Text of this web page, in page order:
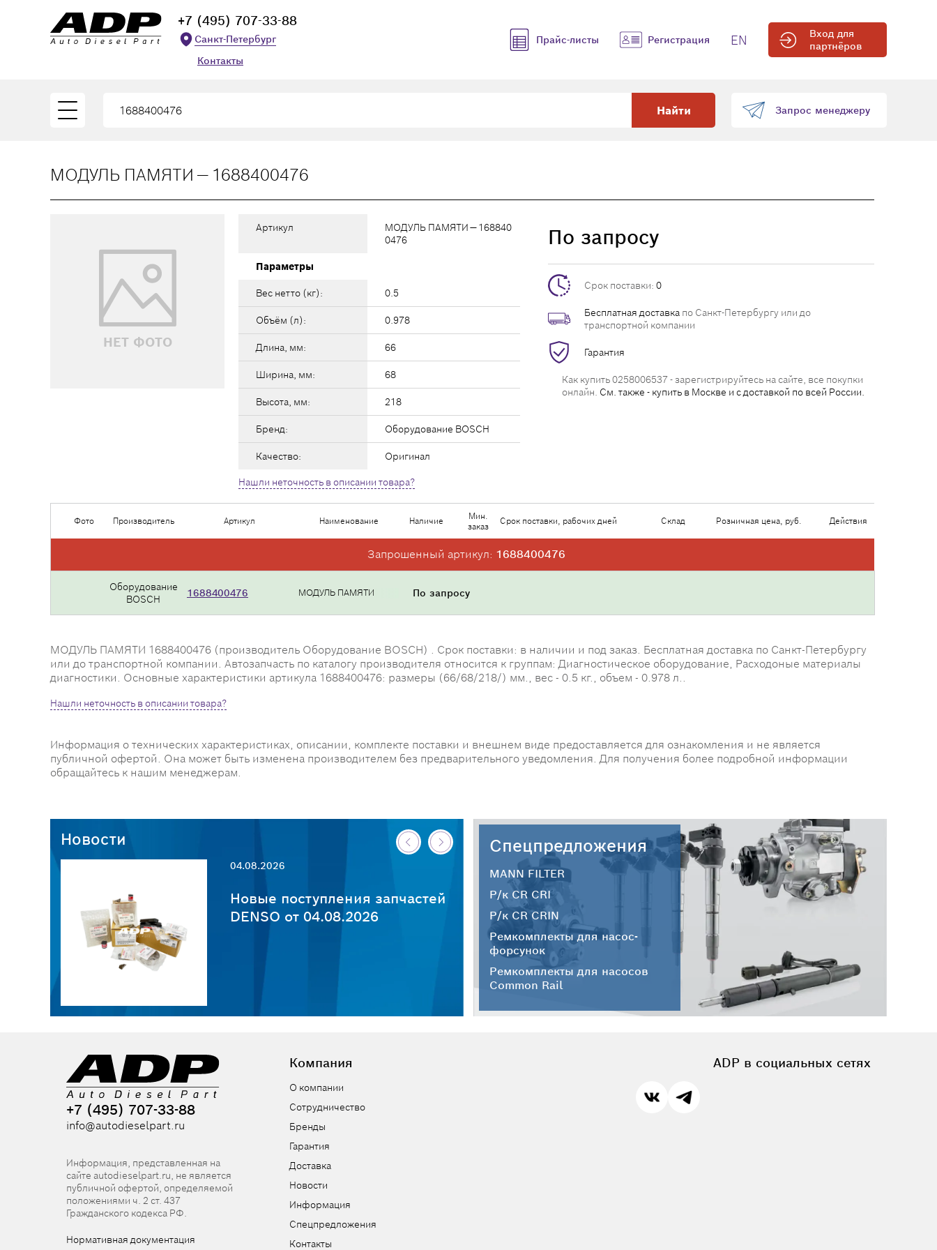
+7 (495) 707-33-88
Санкт-Петербург
Контакты
Прайс-листы Регистрация EN
Вход для
партнёров
Найти Запрос менеджеру
МОДУЛЬ ПАМЯТИ — 1688400476
НЕТ ФОТО
Артикул
МОДУЛЬ ПАМЯТИ — 168840
0476
Параметры
Вес нетто (кг): 0.5
Объём (л): 0.978
Длина, мм: 66
Ширина, мм: 68
Высота, мм: 218
Бренд: Оборудование BOSCH
Качество: Оригинал
Нашли неточность в описании товара?
По запросу
Срок поставки: 0
Бесплатная доставка по Санкт-Петербургу или до
транспортной компании
Гарантия
Как купить 0258006537 - зарегистрируйтесь на сайте, все покупки
онлайн. См. также - купить в Москве и с доставкой по всей России.
Фото Производитель Артикул Наименование Наличие
Мин.
заказ
Срок поставки, рабочих дней Склад Розничная цена, руб. Действия
Запрошенный артикул: 1688400476
Оборудование
BOSCH
1688400476 МОДУЛЬ ПАМЯТИ По запросу
МОДУЛЬ ПАМЯТИ 1688400476 (производитель Оборудование BOSCH) . Срок поставки: в наличии и под заказ. Бесплатная доставка по Санкт-Петербургу
или до транспортной компании. Автозапчасть по каталогу производителя относится к группам: Диагностическое оборудование, Расходоные материалы
диагностики. Основные характеристики артикула 1688400476: размеры (66/68/218/) мм., вес - 0.5 кг., объем - 0.978 л..
Нашли неточность в описании товара?
Информация о технических характеристиках, описании, комплекте поставки и внешнем виде предоставляется для ознакомления и не является
публичной офертой. Она может быть изменена производителем без предварительного уведомления. Для получения более подробной информации
обращайтесь к нашим менеджерам.
Новости
04.08.2026
Новые поступления запчастей
DENSO от 04.08.2026
30.07.2026
Новые поступления запчастей
HC-CARGO от 30.07.2026
Спецпредложения
MANN FILTER
Р/к CR CRI
Р/к CR CRIN
Ремкомплекты для насос-
форсунок
Ремкомплекты для насосов
Common Rail
+7 (495) 707-33-88
info@autodieselpart.ru
Информация, представленная на
сайте autodieselpart.ru, не является
публичной офертой, определяемой
положениями ч. 2 ст. 437
Гражданского кодекса РФ.
Нормативная документация
Компания
О компании
Сотрудничество
Бренды
Гарантия
Доставка
Новости
Информация
Спецпредложения
Контакты
ADP в социальных сетях